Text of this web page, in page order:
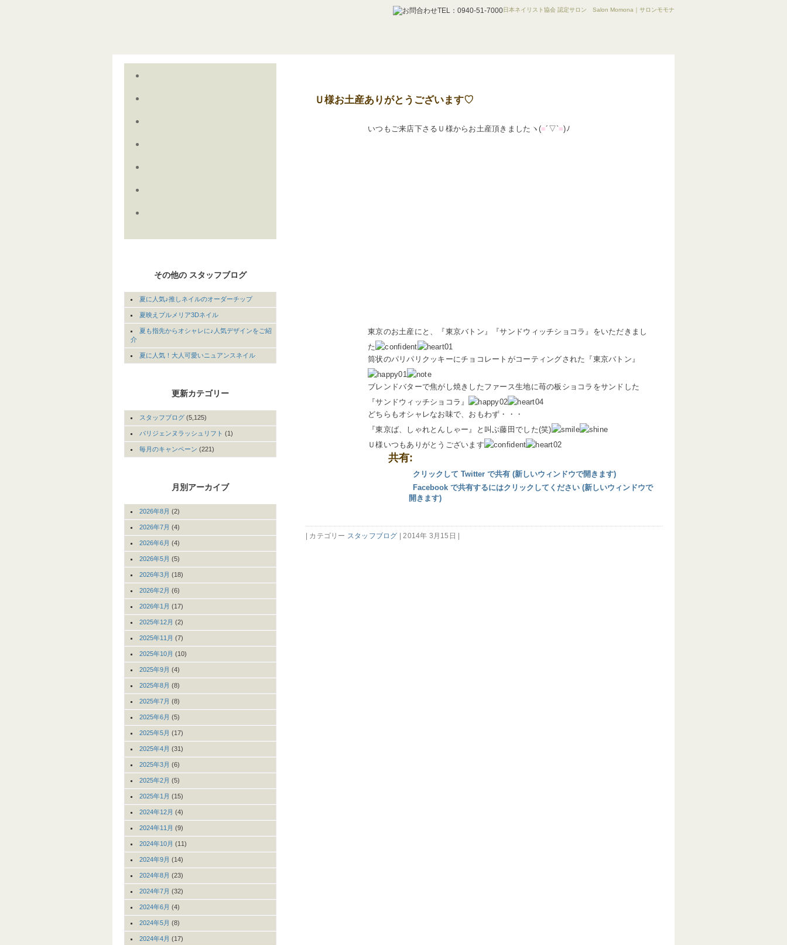
日本ネイリスト協会 認定サロン Salon Momona｜サロンモモナ
Ｕ様お土産ありがとうございます♡
いつもご来店下さるＵ様からお土産頂きましたヽ(=´▽`=)ﾉ
東京のお土産にと、『東京バトン』『サンドウィッチショコラ』をいただきまし
た
筒状のパリパリクッキーにチョコレートがコーティングされた『東京バトン』
ブレンドバターで焦がし焼きしたファース生地に苺の板ショコラをサンドした
『サンドウィッチショコラ』
どちらもオシャレなお味で、おもわず・・・
『東京ば、しゃれとんしゃー』と叫ぶ藤田でした(笑)
Ｕ様いつもありがとうございます
共有:
クリックして Twitter で共有 (新しいウィンドウで開きます)
Facebook で共有するにはクリックしてください (新しいウィンドウで
開きます)
| カテゴリー スタッフブログ | 2014年 3月15日 |
その他の スタッフブログ
夏に人気♪推しネイルのオーダーチップ
夏映えプルメリア3Dネイル
夏も指先からオシャレに♪人気デザインをご紹
介
夏に人気！大人可愛いニュアンスネイル
更新カテゴリー
スタッフブログ (5,125)
パリジェンヌラッシュリフト (1)
毎月のキャンペーン (221)
月別アーカイブ
2026年8月 (2)
2026年7月 (4)
2026年6月 (4)
2026年5月 (5)
2026年3月 (18)
2026年2月 (6)
2026年1月 (17)
2025年12月 (2)
2025年11月 (7)
2025年10月 (10)
2025年9月 (4)
2025年8月 (8)
2025年7月 (8)
2025年6月 (5)
2025年5月 (17)
2025年4月 (31)
2025年3月 (6)
2025年2月 (5)
2025年1月 (15)
2024年12月 (4)
2024年11月 (9)
2024年10月 (11)
2024年9月 (14)
2024年8月 (23)
2024年7月 (32)
2024年6月 (4)
2024年5月 (8)
2024年4月 (17)